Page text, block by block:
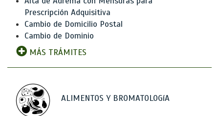
Prescripción Adquisitiva
Cambio de Domicilio Postal
Cambio de Dominio
MÁS TRÁMITES
ALIMENTOS Y BROMATOLOGíA